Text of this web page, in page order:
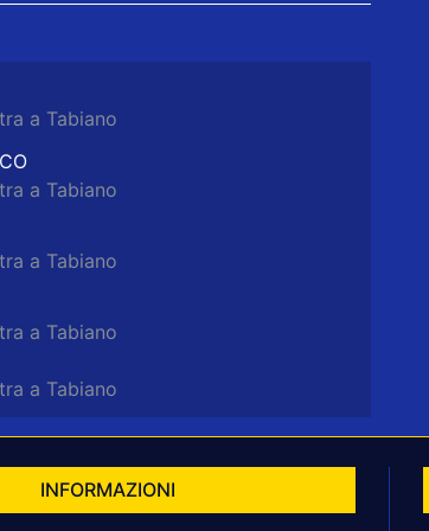
a Tabiano
a Tabiano
a Tabiano
a Tabiano
a Tabiano
INFORMAZIONI